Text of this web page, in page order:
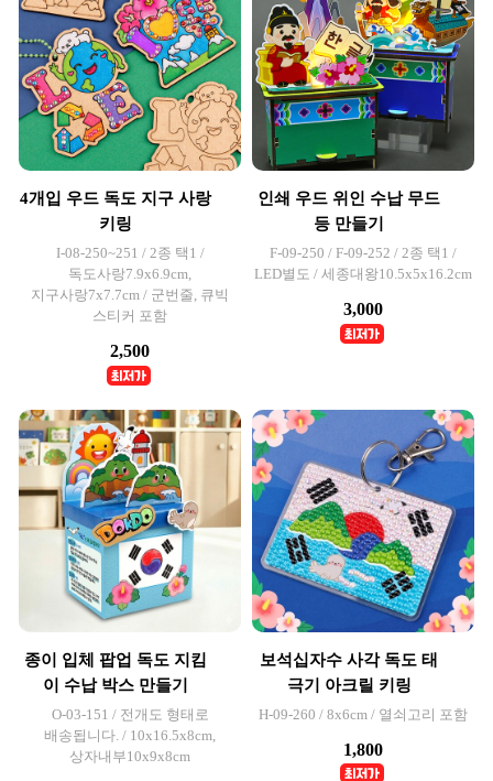
4개입 우드 독도 지구 사랑
키링
I-08-250~251 / 2종 택1 /
독도사랑7.9x6.9cm,
지구사랑7x7.7cm / 군번줄, 큐빅
스티커 포함
2,500
인쇄 우드 위인 수납 무드
등 만들기
F-09-250 / F-09-252 / 2종 택1 /
LED별도 / 세종대왕10.5x5x16.2cm
3,000
종이 입체 팝업 독도 지킴
이 수납 박스 만들기
O-03-151 / 전개도 형태로
배송됩니다. / 10x16.5x8cm,
상자내부10x9x8cm
보석십자수 사각 독도 태
극기 아크릴 키링
H-09-260 / 8x6cm / 열쇠고리 포함
1,800